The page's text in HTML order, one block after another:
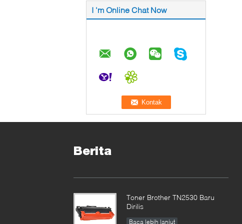
I 'm Online Chat Now
Berita
Toner Brother TN2530 Baru
Dirilis
Baca lebih lanjut